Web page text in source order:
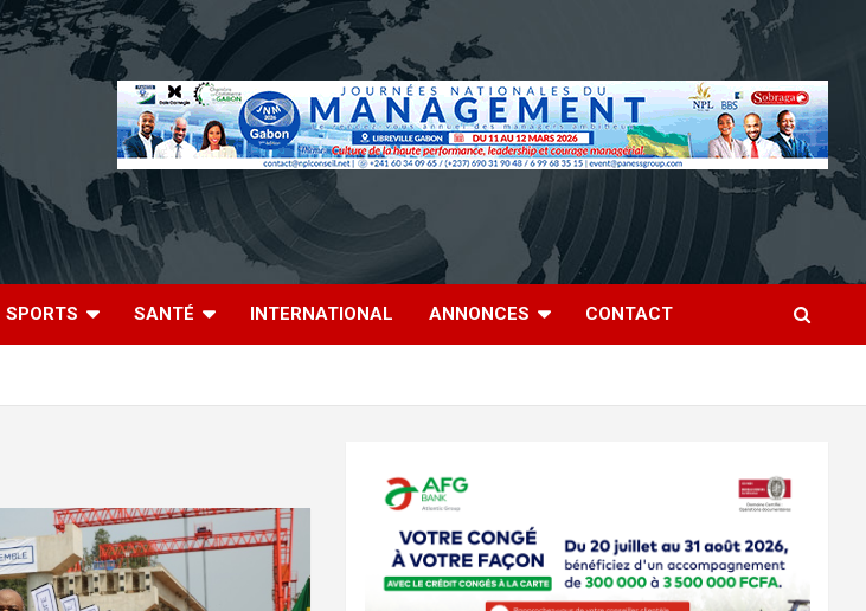
SPORTS SANTÉ INTERNATIONAL ANNONCES CONTACT